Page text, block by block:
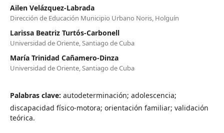
Ailen Velázquez-Labrada
Dirección de Educación Municipio Urbano Noris, Holguín
Larissa Beatriz Turtós-Carbonell
Universidad de Oriente, Santiago de Cuba
María Trinidad Cañamero-Dinza
Universidad de Oriente, Santiago de Cuba
Palabras clave: autodeterminación; adolescencia;
discapacidad físico-motora; orientación familiar; validación
teórica.